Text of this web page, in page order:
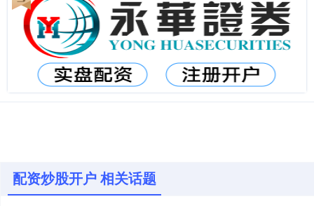
配资炒股开户 相关话题